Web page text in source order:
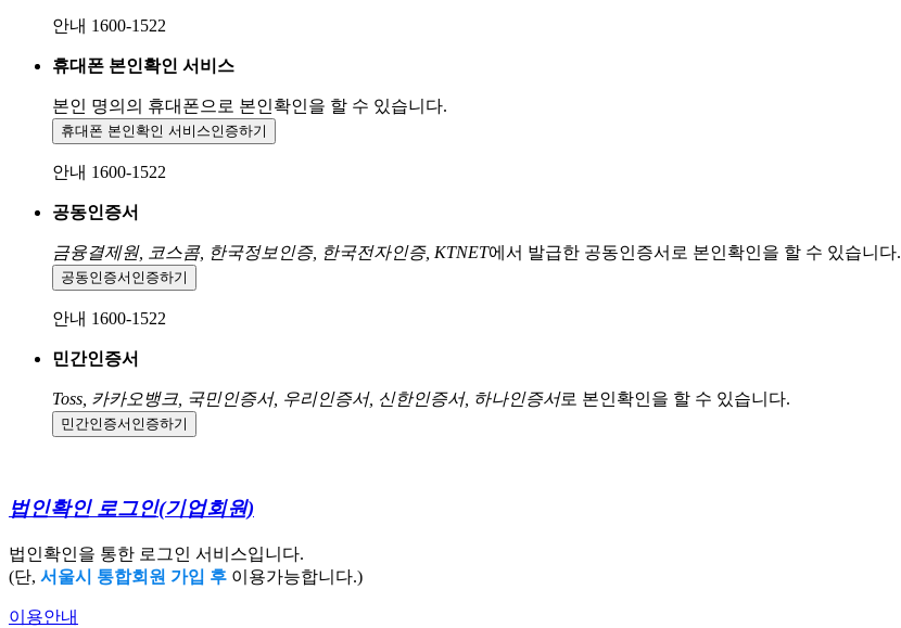
안내 1600-1522
휴대폰 본인확인 서비스
본인 명의의 휴대폰으로 본인확인을 할 수 있습니다.
휴대폰 본인확인 서비스인증하기
안내 1600-1522
공동인증서
금융결제원, 코스콤, 한국정보인증, 한국전자인증, KTNET에서 발급한 공동인증서로 본인확인을 할 수 있습니다.
공동인증서 인증하기
안내 1600-1522
민간인증서
Toss, 카카오뱅크, 국민인증서, 우리인증서, 신한인증서, 하나인증서로 본인확인을 할 수 있습니다.
민간인증서 인증하기
법인확인 로그인(기업회원)
법인확인을 통한 로그인 서비스입니다.
(단, 서울시 통합회원 가입 후 이용가능합니다.)
이용안내